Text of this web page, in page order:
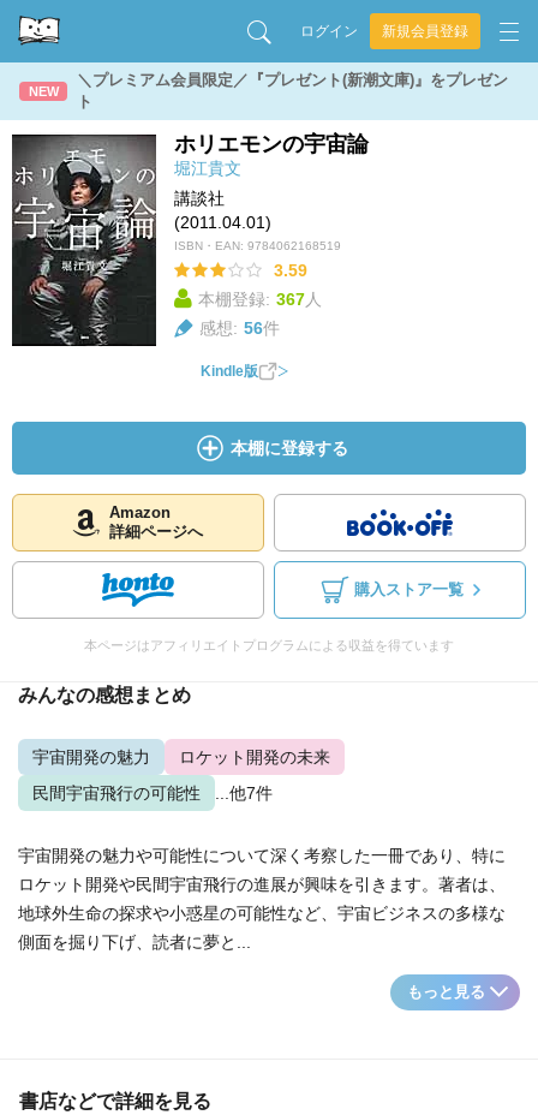
ログイン 新規会員登録
NEW
＼プレミアム会員限定／『プレゼント(新潮文庫)』をプレゼン
ト
ホリエモンの宇宙論
堀江貴文
講談社
(2011.04.01)
ISBN・EAN: 9784062168519
3.59
本棚登録: 367人
感想: 56件
Kindle版
本棚に登録する
Amazon
詳細ページへ
購入ストア一覧
本ページはアフィリエイトプログラムによる収益を得ています
みんなの感想まとめ
宇宙開発の魅力
ロケット開発の未来
民間宇宙飛行の可能性
...他7件
宇宙開発の魅力や可能性について深く考察した一冊であり、特に
ロケット開発や民間宇宙飛行の進展が興味を引きます。著者は、
地球外生命の探求や小惑星の可能性など、宇宙ビジネスの多様な
側面を掘り下げ、読者に夢と...
もっと見る
書店などで詳細を見る